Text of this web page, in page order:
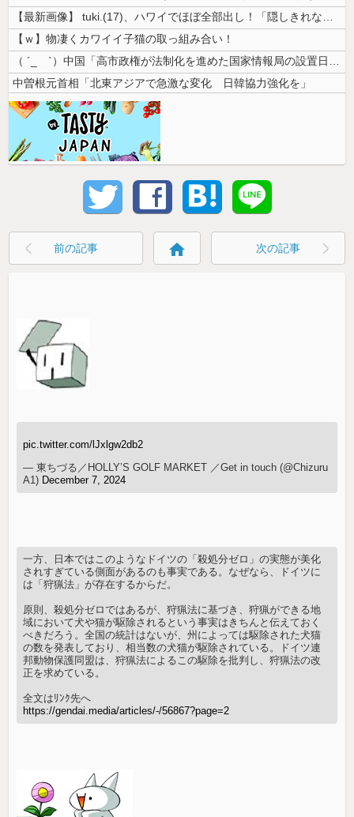
【最新画像】 tuki.(17)、ハワイでほぼ全部出し！「隠しきれない...
【ｗ】物凄くカワイイ子猫の取っ組み合い！
（ ´_ゝ`）中国「高市政権が法制化を進めた国家情報局の設置日が7月3...
中曽根元首相「北東アジアで急激な変化 日韓協力強化を」
前の記事 home 次の記事
pic.twitter.com/lJxlgw2db2
— 東ちづる／HOLLY’S GOLF MARKET ／Get in touch (@Chizuru
A1) December 7, 2024
一方、日本ではこのようなドイツの「殺処分ゼロ」の実態が美化
されすぎている側面があるのも事実である。なぜなら、ドイツに
は「狩猟法」が存在するからだ。
原則、殺処分ゼロではあるが、狩猟法に基づき、狩猟ができる地
域において犬や猫が駆除されるという事実はきちんと伝えておく
べきだろう。全国の統計はないが、州によっては駆除された犬猫
の数を発表しており、相当数の犬猫が駆除されている。ドイツ連
邦動物保護同盟は、狩猟法によるこの駆除を批判し、狩猟法の改
正を求めている。
全文はﾘﾝｸ先へ
https://gendai.media/articles/-/56867?page=2